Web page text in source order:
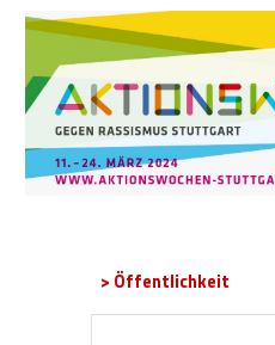
> Öffentlichkeit